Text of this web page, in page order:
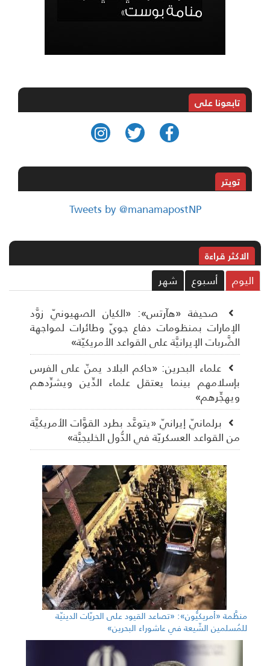
تابعونا على
تويتر
Tweets by @manamapostNP
الاکثر قراءة
أسبوع شهر
صحيفة «هآرتس»: «الكيان الصهيونيّ زوَّد
الإمارات بمنظومات دفاع جويّ وطائرات لمواجهة
الضَّربات الإيرانيَّة على القواعد الأمريكيّة»
علماء البحرين: «حاكم البلاد يمنّ على الفرس
بإسلامهم بينما يعتقل علماء الدِّين ويشرِّدهم
ويهجِّرهم»
برلمانيّ إيرانيّ «يتوعَّد بطرد القوَّات الأمريكيَّة
من القواعد العسكريّة في الدُّول الخليجيَّة»
منظَّمة «أمريكيُّون»: «تصاعد القيود على الحريّات الدينيّة
للمُسلمين الشّيعة في عاشوراء البحرين»